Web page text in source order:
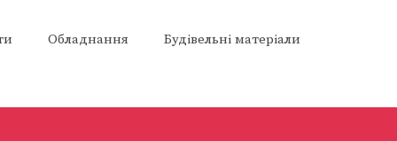
Обладнання Будівельні матеріали